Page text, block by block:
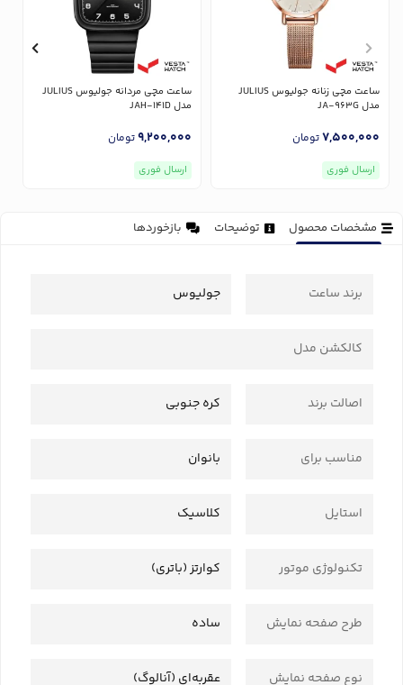
ساعت مچی زنانه جولیوس JULIUS
مدل JA-963G
7,500,000تومان
ارسال فوری
ساعت مچی مردانه جولیوس JULIUS
مدل JAH-141D
9,200,000تومان
ارسال فوری
مشخصات محصول توضیحات بازخوردها
برند ساعت جولیوس
کالکشن مدل
اصالت برند کره جنوبی
مناسب برای بانوان
استایل کلاسیک
تکنولوژی موتور کوارتز (باتری)
طرح صفحه نمایش ساده
نوع صفحه نمایش عقربه‌ای (آنالوگ)